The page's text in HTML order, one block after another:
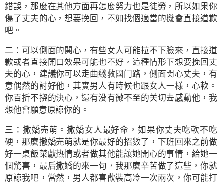
錯誤，那麼在其他方面再怎麼努力也是徒勞，所以如果你
傷了丈夫的心，想要挽回，不如找個適當的機會直接道歉
吧。
二：可以側面的関心，有些女人可能拉不下臉來，直接道
歉或者直接開口效果可能也不好，這種情形下想要挽回丈
夫的心，建議你可以走曲綫救國门路，側面関心丈夫，有
意偶然的討好他，其實男人有時候也跟女人一様，心軟。
你百折不挠的決心，還有没有微不至的关切去感動他，我
想他會願意原諒你的。
三：撒嬌売萌。撒嬌女人最好命，如果你丈夫吃軟不吃
硬，那麼撒嬌売萌就是你最好的招數了，下班回來之前做
好一桌飯菜獻热情或者做其他能讓她開心的事情，給她一
個驚喜，最后撒嬌的來一句，我那麼辛苦做了這些，你就
原諒我吧，當然，男人都喜歡裝高冷一次兩次，你可能打